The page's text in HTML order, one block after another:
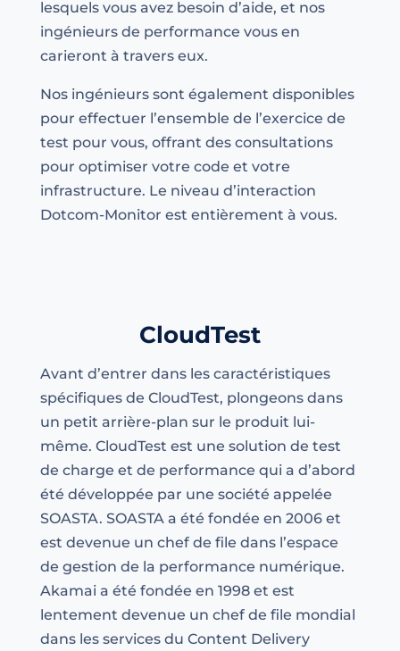
lesquels vous avez besoin d’aide, et nos
ingénieurs de performance vous en
carieront à travers eux.
Nos ingénieurs sont également disponibles
pour effectuer l’ensemble de l’exercice de
test pour vous, offrant des consultations
pour optimiser votre code et votre
infrastructure. Le niveau d’interaction
Dotcom-Monitor est entièrement à vous.
CloudTest
Avant d’entrer dans les caractéristiques
spécifiques de CloudTest, plongeons dans
un petit arrière-plan sur le produit lui-
même. CloudTest est une solution de test
de charge et de performance qui a d’abord
été développée par une société appelée
SOASTA. SOASTA a été fondée en 2006 et
est devenue un chef de file dans l’espace
de gestion de la performance numérique.
Akamai a été fondée en 1998 et est
lentement devenue un chef de file mondial
dans les services du Content Delivery